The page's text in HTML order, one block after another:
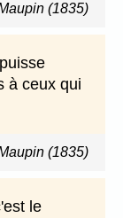
(1835)
à ceux qui
(1835)
le